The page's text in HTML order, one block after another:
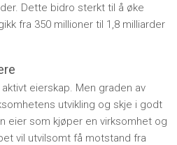
Dette bidro sterkt til å øke
fra 350 millioner til 1,8 milliarder
eierskap. Men graden av
utvikling og skje i godt
eier som kjøper en virksomhet og
vil utvilsomt få motstand fra